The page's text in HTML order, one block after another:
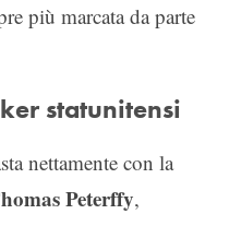
più marcata da parte
statunitensi
nettamente con la
Peterffy,